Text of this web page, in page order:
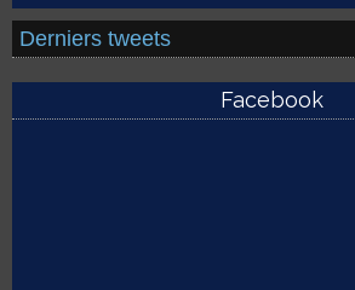
Derniers tweets
Facebook